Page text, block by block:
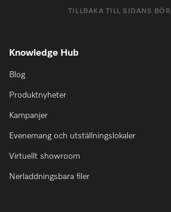
TILLBAKA TILL SIDANS
Knowledge Hub
Blog
Produktnyheter
Kampanjer
Evenemang och utställningslokaler
Virtuellt showroom
Nerladdningsbara filer